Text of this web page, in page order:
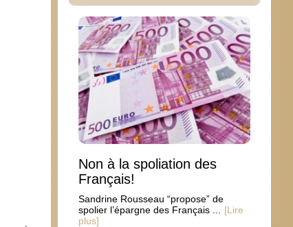
Non à la spoliation des
Français!
Sandrine Rousseau “propose” de
spolier l’épargne des Français ...
[Lire
plus]